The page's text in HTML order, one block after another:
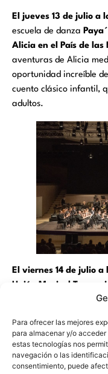
Para ofrecer las mejores
para almacenar y/o
estas tecnologías nos
navegación o las
consentimiento, puede
El jueves 13 de julio a
escuela de danza
Alicia en el País de
aventuras de Alicia
oportunidad increíble
cuento clásico infantil,
adultos.
El viernes 14 de julio
Unión Musical
“Noche
European Conductors
En este concierto
cada compositor de